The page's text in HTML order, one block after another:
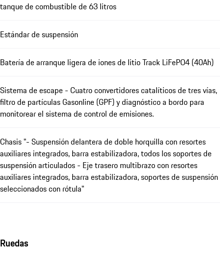
tanque de combustible de 63 litros
Estándar de suspensión
Batería de arranque ligera de iones de litio Track LiFePO4 (40Ah)
Sistema de escape - Cuatro convertidores catalíticos de tres vías,
filtro de partículas Gasonline (GPF) y diagnóstico a bordo para
monitorear el sistema de control de emisiones.
Chasis "- Suspensión delantera de doble horquilla con resortes
auxiliares integrados, barra estabilizadora, todos los soportes de
suspensión articulados - Eje trasero multibrazo con resortes
auxiliares integrados, barra estabilizadora, soportes de suspensión
seleccionados con rótula"
Ruedas